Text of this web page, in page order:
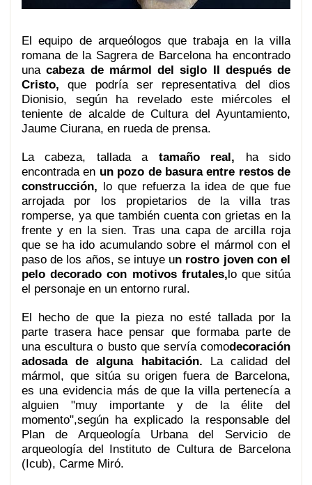
El equipo de arqueólogos que trabaja en la villa
romana de la Sagrera de Barcelona ha encontrado
unacabeza de mármol del siglo II después de
Cristo, que podría ser representativa del dios
Dionisio, según ha revelado este miércoles el
teniente de alcalde de Cultura del Ayuntamiento,
Jaume Ciurana, en rueda de prensa.
La cabeza, tallada a tamaño real, ha sido
encontrada en un pozo de basura entre restos de
construcción, lo que refuerza la idea de que fue
arrojada por los propietarios de la villa tras
romperse, ya que también cuenta con grietas en la
frente y en la sien. Tras una capa de arcilla roja
que se ha ido acumulando sobre el mármol con el
paso de los años, se intuye un rostro joven con el
pelo decorado con motivos frutales,lo que sitúa
el personaje en un entorno rural.
El hecho de que la pieza no esté tallada por la
parte trasera hace pensar que formaba parte de
una escultura o busto que servía comodecoración
adosada de alguna habitación. La calidad del
mármol, que sitúa su origen fuera de Barcelona,
es una evidencia más de que la villa pertenecía a
alguien "muy importante y de la élite del
momento",según ha explicado la responsable del
Plan de Arqueología Urbana del Servicio de
arqueología del Instituto de Cultura de Barcelona
(Icub), Carme Miró.